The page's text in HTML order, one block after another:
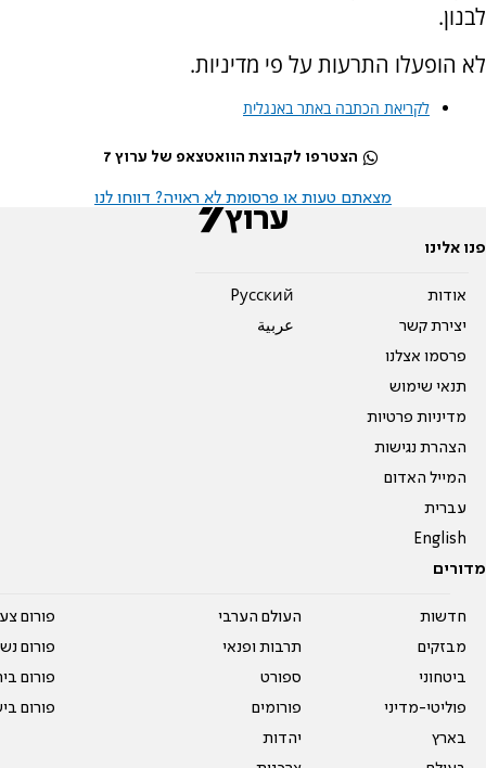
לבנון.
לא הופעלו התרעות על פי מדיניות.
לקריאת הכתבה באתר באנגלית
הצטרפו לקבוצת הוואטצאפ של ערוץ 7
מצאתם טעות או פרסומת לא ראויה? דווחו לנו
פנו אלינו
אודות
יצירת קשר
פרסמו אצלנו
תנאי שימוש
מדיניות פרטיות
הצהרת נגישות
המייל האדום
עברית
English
Pусский
عربية
מדורים
חדשות
מבזקים
ביטחוני
פוליטי-מדיני
בארץ
העולם הערבי
תרבות ופנאי
ספורט
פורומים
יהדות
פורום
פורום
פורום
פורום